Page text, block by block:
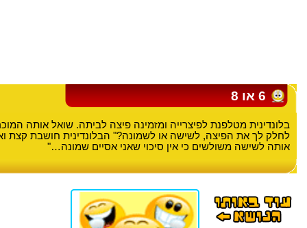
6 או 8
בלונדינית מטלפנת לפיצרייה ומזמינה פיצה לביתה. שואל אותה
לחלק לך את הפיצה, לשישה או לשמונה?" הבלונדינית חושבת קצת
אותה לשישה משולשים כי אין סיכוי שאני אסיים שמונה…"